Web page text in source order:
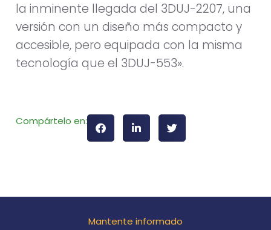
la inminente llegada del 3DUJ-2207, una
versión con un diseño más compacto y
accesible, pero equipada con la misma
tecnología que el 3DUJ-553».
Compártelo en:
Mantente informado